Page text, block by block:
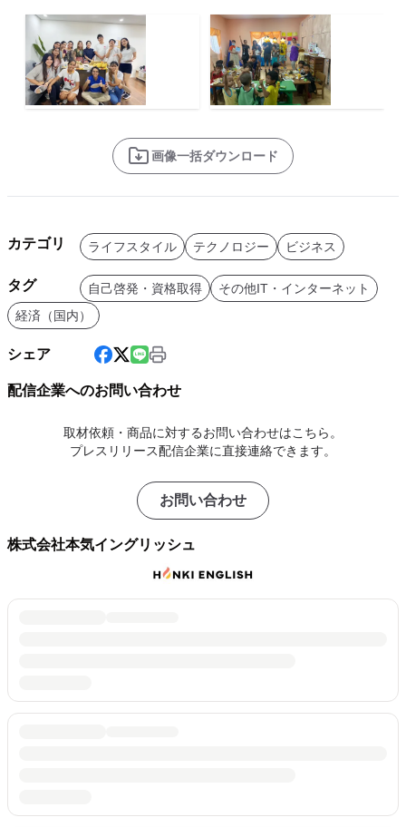
画像一括ダウンロード
カテゴリ ライフスタイル テクノロジー ビジネス
タグ 自己啓発・資格取得
その他IT・インターネット
経済（国内）
シェア
配信企業へのお問い合わせ
取材依頼・商品に対するお問い合わせはこちら。
プレスリリース配信企業に直接連絡できます。
お問い合わせ
株式会社本気イングリッシュ